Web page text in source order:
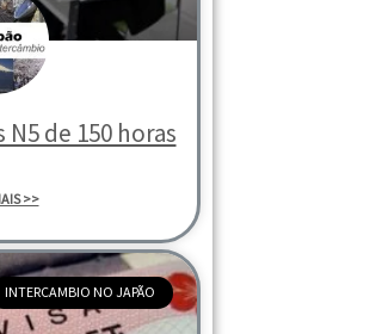
de 150 horas
>>
INTERCAMBIO NO JAPÃO